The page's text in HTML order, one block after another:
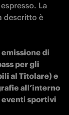
La
descritto è
di
per gli
al Titolare) e
all’interno
sportivi